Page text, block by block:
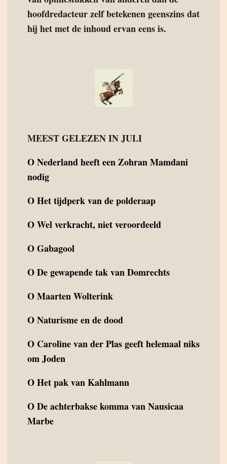
hoofdredacteur zelf betekenen geenszins dat
hij het met de inhoud ervan eens is.
MEEST GELEZEN IN JULI
ONederland heeft een Zohran Mamdani
nodig
OHet tijdperk van de polderaap
OWel verkracht, niet veroordeeld
OGabagool
ODe gewapende tak van Domrechts
OMaarten Wolterink
ONaturisme en de dood
O Caroline van der Plas geeft helemaal niks
om Joden
OHet pak van Kahlmann
ODe achterbakse komma van Nausicaa
Marbe